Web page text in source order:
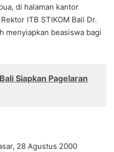
di halaman kantor
ITB STIKOM Bali Dr.
menyiapkan beasiswa bagi
Siapkan Pagelaran
28 Agustus 2000